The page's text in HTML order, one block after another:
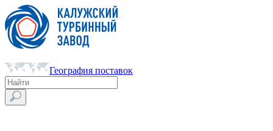
География поставок